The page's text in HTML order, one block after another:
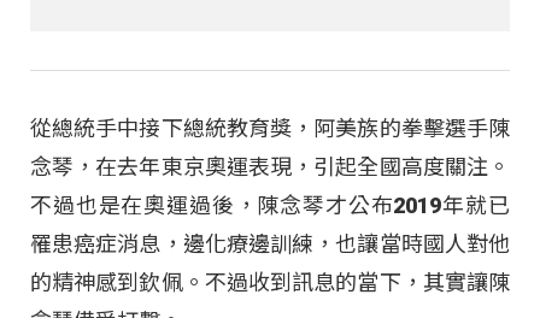
從總統手中接下總統教育獎，阿美族的拳擊選手陳
念琴，在去年東京奧運表現，引起全國高度關注。
不過也是在奧運過後，陳念琴才公布2019年就已
罹患癌症消息，邊化療邊訓練，也讓當時國人對他
的精神感到欽佩。不過收到訊息的當下，其實讓陳